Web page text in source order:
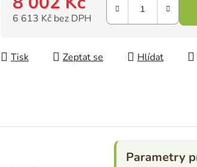
6 613 Kč bez DPH
Tisk
Zeptat se Hlídat